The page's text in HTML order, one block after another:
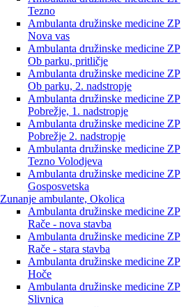
Tezno
Ambulanta družinske medicine ZP
Nova vas
Ambulanta družinske medicine ZP
Ob parku, pritličje
Ambulanta družinske medicine ZP
Ob parku, 2. nadstropje
Ambulanta družinske medicine ZP
Pobrežje, 1. nadstropje
Ambulanta družinske medicine ZP
Pobrežje 2. nadstropje
Ambulanta družinske medicine ZP
Tezno Volodjeva
Ambulanta družinske medicine ZP
Gosposvetska
Zunanje ambulante, Okolica
Ambulanta družinske medicine ZP
Rače - nova stavba
Ambulanta družinske medicine ZP
Rače - stara stavba
Ambulanta družinske medicine ZP
Hoče
Ambulanta družinske medicine ZP
Slivnica